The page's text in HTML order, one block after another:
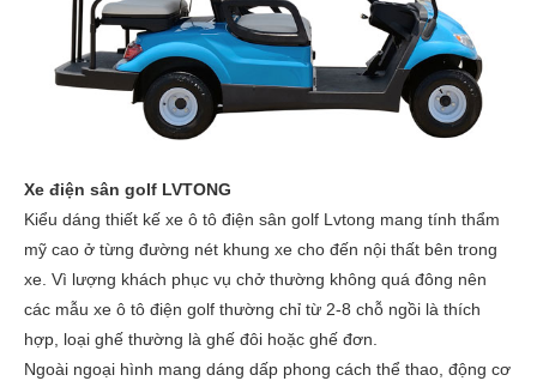
Xe điện sân golf LVTONG
Kiểu dáng thiết kế xe ô tô điện sân golf Lvtong mang tính thẩm
mỹ cao ở từng đường nét khung xe cho đến nội thất bên trong
xe. Vì lượng khách phục vụ chở thường không quá đông nên
các mẫu xe ô tô điện golf thường chỉ từ 2-8 chỗ ngồi là thích
hợp, loại ghế thường là ghế đôi hoặc ghế đơn.
Ngoài ngoại hình mang dáng dấp phong cách thể thao, động cơ